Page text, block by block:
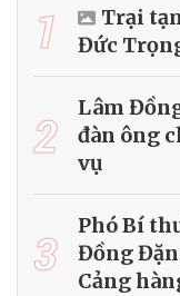
1
Trại
Đức
2
Lâm
đàn ông
vụ
3
Phó Bí
Đồng
Cảng